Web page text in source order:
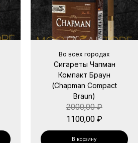
Во всех городах
Сигареты Чапман
Компакт Браун
(Chapman Compact
Braun)
2000,00₽
1100,00 ₽
В корзину